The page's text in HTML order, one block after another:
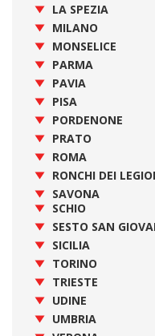
LA SPEZIA
MILANO
MONSELICE
PARMA
PAVIA
PISA
PORDENONE
PRATO
ROMA
RONCHI DEI
SAVONA
SCHIO
SESTO SAN
SICILIA
TORINO
TRIESTE
UDINE
UMBRIA